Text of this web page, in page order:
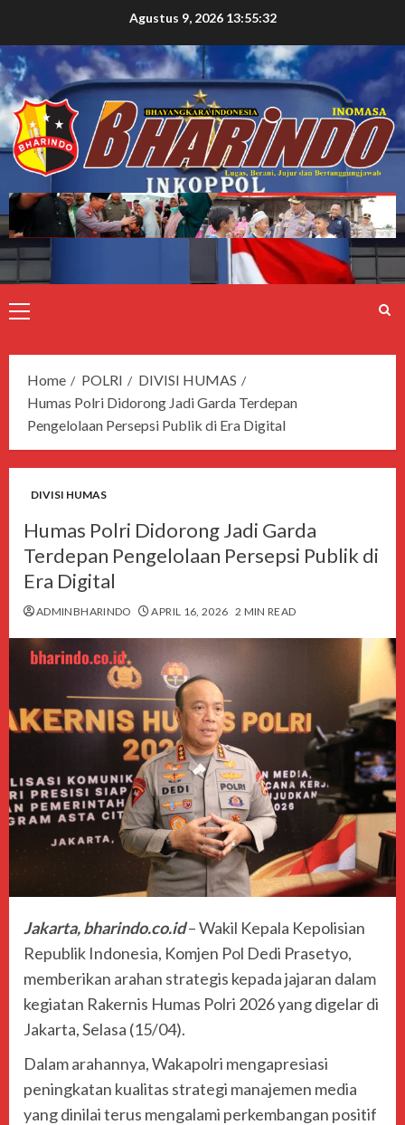
Agustus 9, 2026 13:55:34
Home POLRI
DIVISI HUMAS
Humas Polri Didorong Jadi Garda Terdepan
Pengelolaan Persepsi Publik di Era Digital
DIVISI HUMAS
Humas Polri Didorong Jadi Garda
Terdepan Pengelolaan Persepsi Publik di
Era Digital
ADMINBHARINDO APRIL 16, 2026 2 MIN READ
Jakarta, bharindo.co.id– Wakil Kepala Kepolisian
Republik Indonesia, Komjen Pol Dedi Prasetyo,
memberikan arahan strategis kepada jajaran dalam
kegiatan Rakernis Humas Polri 2026 yang digelar di
Jakarta, Selasa (15/04).
Dalam arahannya, Wakapolri mengapresiasi
peningkatan kualitas strategi manajemen media
yang dinilai terus mengalami perkembangan positif